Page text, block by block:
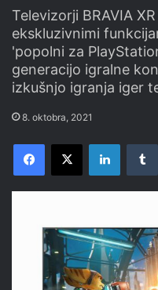
Televizorji BRAVIA
ekskluzivnimi
'popolni za
generacijo igralne
izkušnjo igranja iger
8. oktobra, 2021
Facebook
X LinkedIn